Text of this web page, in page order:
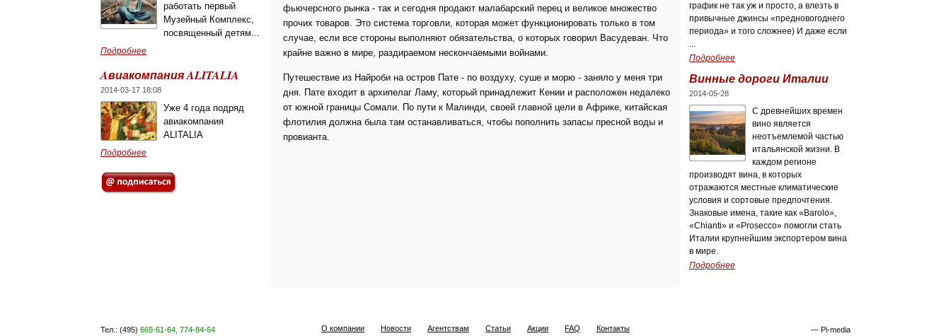
работать первый
Музейный Комплекс,
посвященный детям...
Подробнее
Aвиакомпания ALITALIA
2014-03-17 18:08
Уже 4 года подряд
авиакомпания
ALITALIA
Подробнее
фьючерсного рынка - так и сегодня продают малабарский перец и великое множество
прочих товаров. Это система торговли, которая может функционировать только в том
случае, если все стороны выполняют обязательства, о которых говорил Васудеван. Что
крайне важно в мире, раздираемом нескончаемыми войнами.
Путешествие из Найроби на остров Пате - по воздуху, суше и морю - заняло у меня три
дня. Пате входит в архипелаг Ламу, который принадлежит Кении и расположен недалеко
от южной границы Сомали. По пути к Малинди, своей главной цели в Африке, китайская
флотилия должна была там останавливаться, чтобы пополнить запасы пресной воды и
провианта.
график не так уж и просто, а влезть в
привычные джинсы «предновогоднего
периода» и того сложнее) И даже если
...
Подробнее
Винные дороги Италии
2014-05-28
C древнейших времен
вино является
неотъемлемой частью
итальянской жизни. В
каждом регионе
производят вина, в которых
отражаются местные климатические
условия и сортовые предпочтения.
Знаковые имена, такие как «Barolo»,
«Chianti» и «Prosecco» помогли стать
Италии крупнейшим экспортером вина
в мире.
Подробнее
Тел.: (495) 665-61-64, 774-84-64 О компании Новости Агентствам Статьи Акции FAQ Контакты — Pi-media